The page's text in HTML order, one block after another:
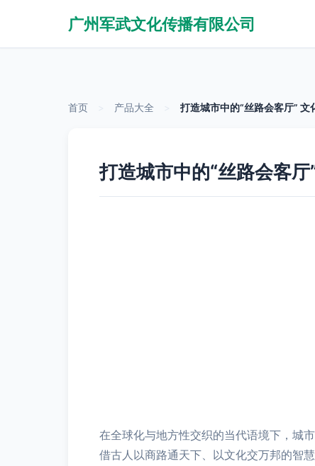
广州军武文化传播有限公司
首页 产品大全 打造城市中的“丝路会客厅”
打造城市中的“丝路会客
在全球化与地方性交织的当代语境下，城
借古人以商路通天下、以文化交万邦的智